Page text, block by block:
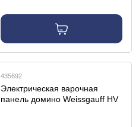
435692
Электрическая варочная
панель домино Weissgauff HV